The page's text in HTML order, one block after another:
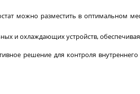
можно разместить в оптимальном
и охлаждающих устройств,
решение для контроля